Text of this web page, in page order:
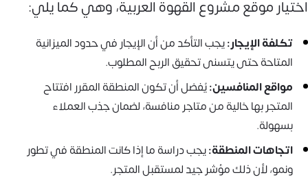
اختيار موقع مشروع القهوة العربية، وهي كما يلي:
تكلفة الإيجار:يجب التأكد من أن الإيجار في حدود الميزانية
المتاحة حتى يتسنى تحقيق الربح المطلوب.
مواقع المنافسين:يُفضل أن تكون المنطقة المقرر افتتاح
المتجر بها خالية من متاجر منافسة، لضمان جذب العملاء
بسهولة.
اتجاهات المنطقة:يجب دراسة ما إذا كانت المنطقة في تطور
ونمو، لأن ذلك مؤشر جيد لمستقبل المتجر.